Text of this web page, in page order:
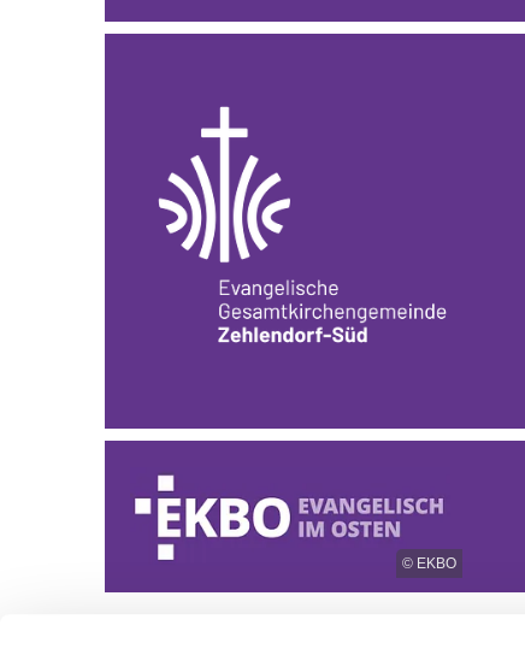
© EKBO